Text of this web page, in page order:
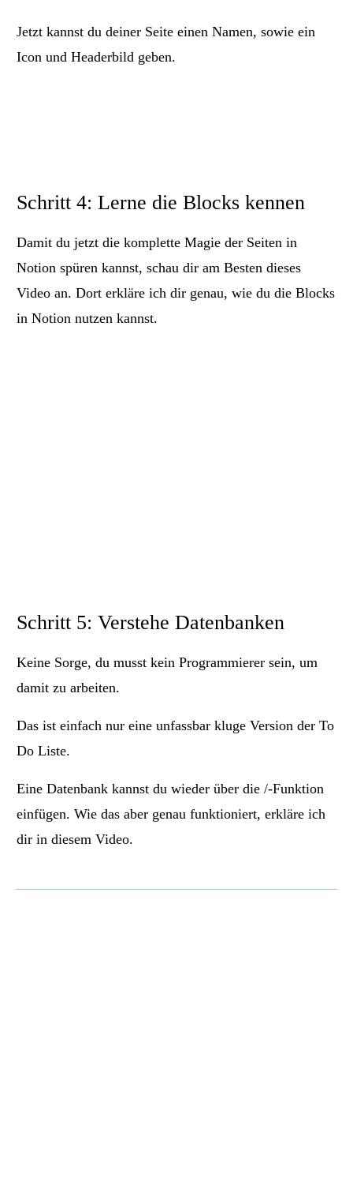
Jetzt kannst du deiner Seite einen Namen, sowie ein
Icon und Headerbild geben.
Schritt 4: Lerne die Blocks kennen
Damit du jetzt die komplette Magie der Seiten in
Notion spüren kannst, schau dir am Besten dieses
Video an. Dort erkläre ich dir genau, wie du die Blocks
in Notion nutzen kannst.
Schritt 5: Verstehe Datenbanken
Keine Sorge, du musst kein Programmierer sein, um
damit zu arbeiten.
Das ist einfach nur eine unfassbar kluge Version der To
Do Liste.
Eine Datenbank kannst du wieder über die /-Funktion
einfügen. Wie das aber genau funktioniert, erkläre ich
dir in diesem Video.